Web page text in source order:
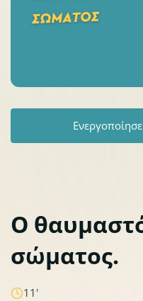
Σωματική & Ψυχική Υγεία
Ο
σώματος.
11'